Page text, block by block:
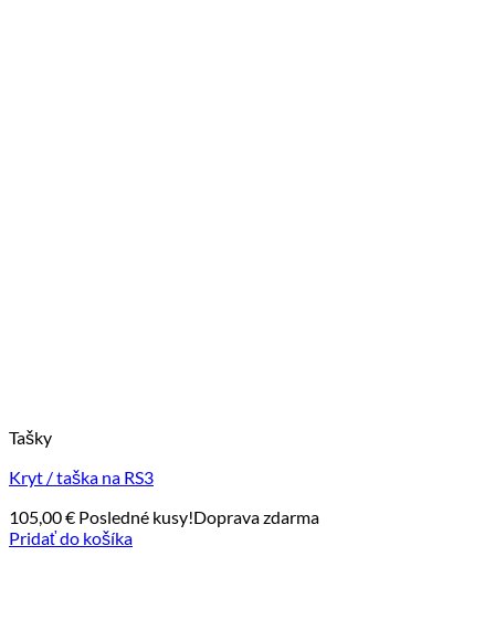
Tašky
Kryt / taška na RS3
105,00€ Posledné kusy!Doprava zdarma
Pridať do košíka